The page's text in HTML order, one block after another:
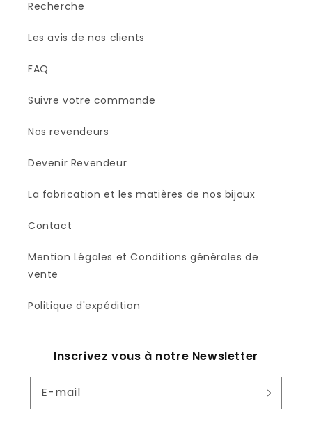
Recherche
Les avis de nos clients
FAQ
Suivre votre commande
Nos revendeurs
Devenir Revendeur
La fabrication et les matières de nos bijoux
Contact
Mention Légales et Conditions générales de
vente
Politique d'expédition
Inscrivez vous à notre Newsletter
E-mail